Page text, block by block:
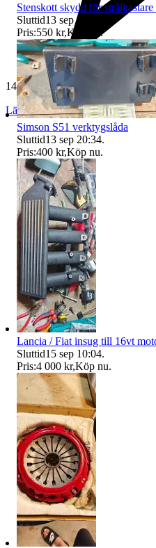
140 omdömen
Läs omdömen Följ
Stenskott skydd för
Sluttid13 sep 20:33
Pris:550 kr,Köp nu .
Simson S51 verktygslåda
Sluttid13 sep 20:34.
Pris:400 kr,Köp nu.
Lancia / Fiat insug till 16vt
Sluttid15 sep 10:04.
Pris:4 000 kr,Köp nu.